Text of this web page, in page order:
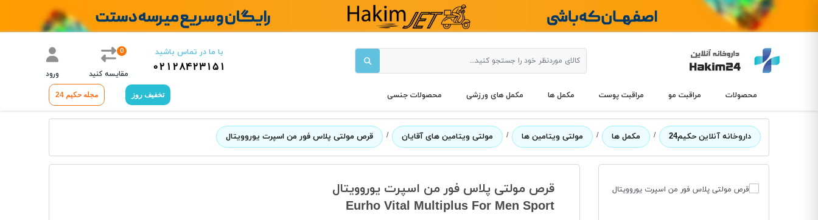
با ما در تماس باشید
02128423151
0
مقایسه کنید ورود
محصولات مراقبت مو مراقبت پوست مکمل ها مکمل های ورزشی محصولات جنسی تخفیف روز مجله حکیم 24
داروخانه آنلاین حکیم24 / مکمل ها / مولتی ویتامین ها / مولتی ویتامین های آقایان / قرص مولتی پلاس فور من اسپرت یوروویتال
قرص مولتی پلاس فور من اسپرت یوروویتال
Eurho Vital Multiplus For Men Sport